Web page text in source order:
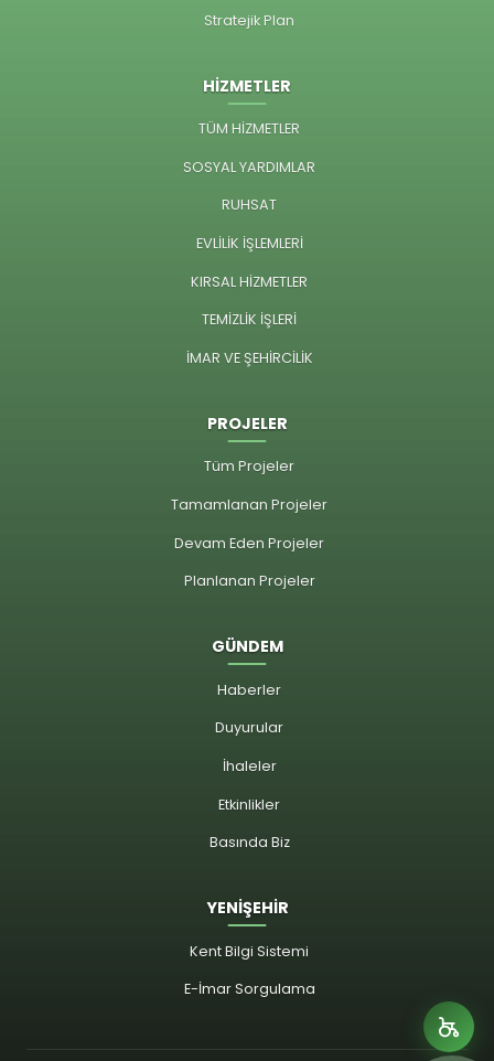
Stratejik Plan
HİZMETLER
TÜM HİZMETLER
SOSYAL YARDIMLAR
RUHSAT
EVLİLİK İŞLEMLERİ
KIRSAL HİZMETLER
TEMİZLİK İŞLERİ
İMAR VE ŞEHİRCİLİK
PROJELER
Tüm Projeler
Tamamlanan Projeler
Devam Eden Projeler
Planlanan Projeler
GÜNDEM
Haberler
Duyurular
İhaleler
Etkinlikler
Basında Biz
YENİŞEHİR
Kent Bilgi Sistemi
E-İmar Sorgulama